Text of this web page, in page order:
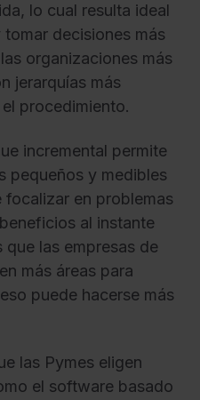
lo cual resulta ideal
decisiones más
organizaciones más
jerarquías más
procedimiento.
incremental permite
pequeños y medibles
focalizar en problemas
al instante
las empresas de
más áreas para
puede hacerse más
las Pymes eligen
el software basado